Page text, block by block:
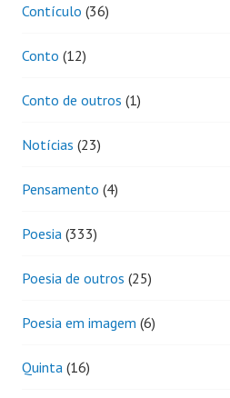
Contículo (36)
Conto (12)
Conto de outros (1)
Notícias (23)
Pensamento (4)
Poesia (333)
Poesia de outros (25)
Poesia em imagem (6)
Quinta (16)